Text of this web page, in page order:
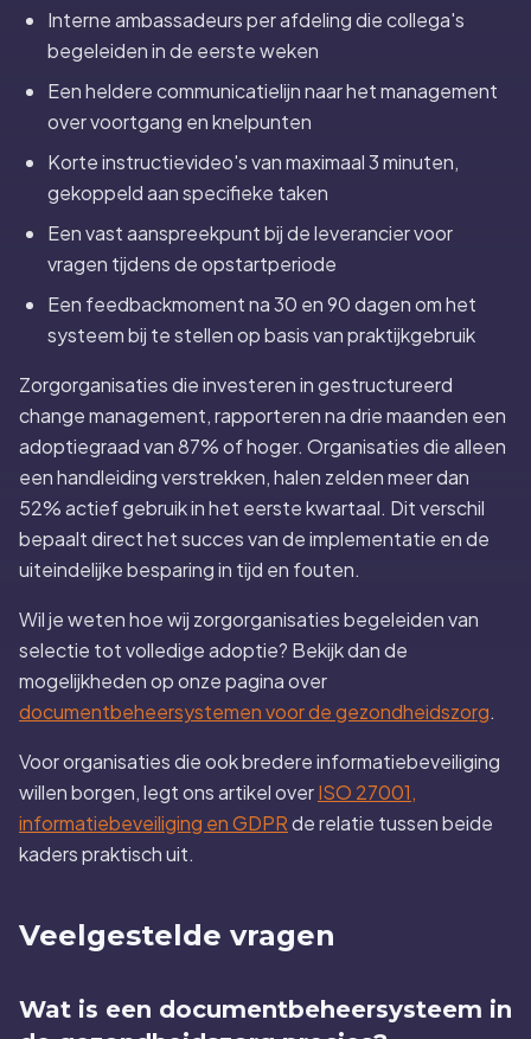
Interne ambassadeurs per afdeling die collega's
begeleiden in de eerste weken
Een heldere communicatielijn naar het management
over voortgang en knelpunten
Korte instructievideo's van maximaal 3 minuten,
gekoppeld aan specifieke taken
Een vast aanspreekpunt bij de leverancier voor
vragen tijdens de opstartperiode
Een feedbackmoment na 30 en 90 dagen om het
systeem bij te stellen op basis van praktijkgebruik
Zorgorganisaties die investeren in gestructureerd
change management, rapporteren na drie maanden een
adoptiegraad van 87% of hoger. Organisaties die alleen
een handleiding verstrekken, halen zelden meer dan
52% actief gebruik in het eerste kwartaal. Dit verschil
bepaalt direct het succes van de implementatie en de
uiteindelijke besparing in tijd en fouten.
Wil je weten hoe wij zorgorganisaties begeleiden van
selectie tot volledige adoptie? Bekijk dan de
mogelijkheden op onze pagina over
documentbeheersystemen voor de gezondheidszorg.
Voor organisaties die ook bredere informatiebeveiliging
willen borgen, legt ons artikel overISO 27001,
informatiebeveiliging en GDPRde relatie tussen beide
kaders praktisch uit.
Veelgestelde vragen
Wat is een documentbeheersysteem in